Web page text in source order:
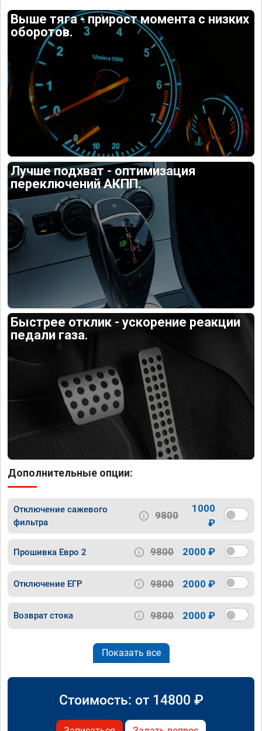
Выше тяга - прирост момента с низких
оборотов.
Лучше подхват - оптимизация
переключений АКПП.
Быстрее отклик - ускорение реакции
педали газа.
Дополнительные опции:
Отключение сажевого
фильтра
9800
1000
₽
Прошивка Евро 2 9800 2000 ₽
Отключение ЕГР 9800 2000 ₽
Возврат стока 9800 2000 ₽
Показать все
Стоимость: от 14800 ₽